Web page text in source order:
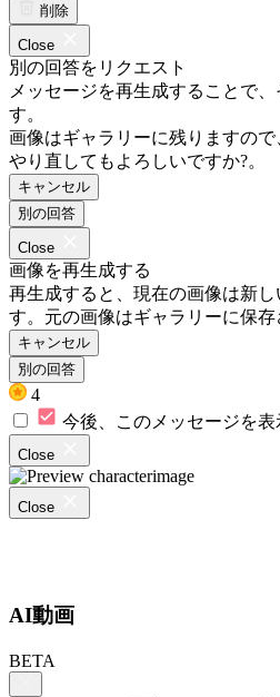
削除
Close
別の回答をリクエスト
メッセージを再生成することで
す。
画像はギャラリーに残りますの
やり直してもよろしいですか?。
キャンセル
別の回答
Close
画像を再生成する
再生成すると、現在の画像は新
す。元の画像はギャラリーに保
キャンセル
別の回答
4
今後、このメッセージを表
Close
Close
AI動画
BETA